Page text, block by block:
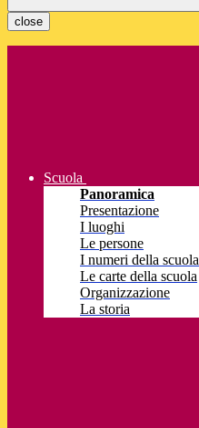
close
Scuola
Panoramica
Presentazione
I luoghi
Le persone
I numeri della scuola
Le carte della scuola
Organizzazione
La storia